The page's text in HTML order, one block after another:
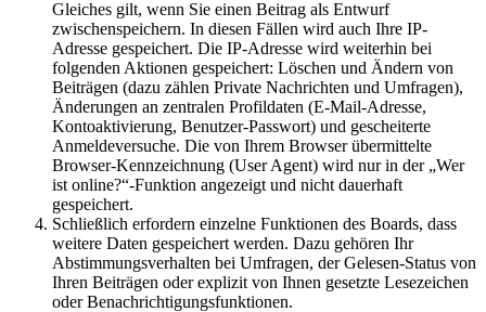
Gleiches gilt, wenn Sie einen Beitrag als Entwurf
zwischenspeichern. In diesen Fällen wird auch Ihre IP-
Adresse gespeichert. Die IP-Adresse wird weiterhin bei
folgenden Aktionen gespeichert: Löschen und Ändern von
Beiträgen (dazu zählen Private Nachrichten und Umfragen),
Änderungen an zentralen Profildaten (E-Mail-Adresse,
Kontoaktivierung, Benutzer-Passwort) und gescheiterte
Anmeldeversuche. Die von Ihrem Browser übermittelte
Browser-Kennzeichnung (User Agent) wird nur in der „Wer
ist online?“-Funktion angezeigt und nicht dauerhaft
gespeichert.
Schließlich erfordern einzelne Funktionen des Boards, dass
weitere Daten gespeichert werden. Dazu gehören Ihr
Abstimmungsverhalten bei Umfragen, der Gelesen-Status von
Ihren Beiträgen oder explizit von Ihnen gesetzte Lesezeichen
oder Benachrichtigungsfunktionen.